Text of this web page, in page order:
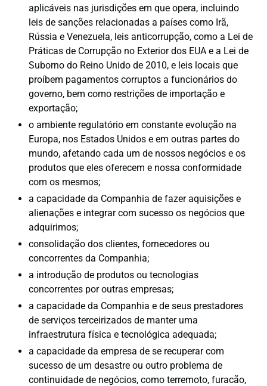
aplicáveis nas jurisdições em que opera, incluindo
leis de sanções relacionadas a países como Irã,
Rússia e Venezuela, leis anticorrupção, como a Lei de
Práticas de Corrupção no Exterior dos EUA e a Lei de
Suborno do Reino Unido de 2010, e leis locais que
proíbem pagamentos corruptos a funcionários do
governo, bem como restrições de importação e
exportação;
o ambiente regulatório em constante evolução na
Europa, nos Estados Unidos e em outras partes do
mundo, afetando cada um de nossos negócios e os
produtos que eles oferecem e nossa conformidade
com os mesmos;
a capacidade da Companhia de fazer aquisições e
alienações e integrar com sucesso os negócios que
adquirimos;
consolidação dos clientes, fornecedores ou
concorrentes da Companhia;
a introdução de produtos ou tecnologias
concorrentes por outras empresas;
a capacidade da Companhia e de seus prestadores
de serviços terceirizados de manter uma
infraestrutura física e tecnológica adequada;
a capacidade da empresa de se recuperar com
sucesso de um desastre ou outro problema de
continuidade de negócios, como terremoto, furacão,